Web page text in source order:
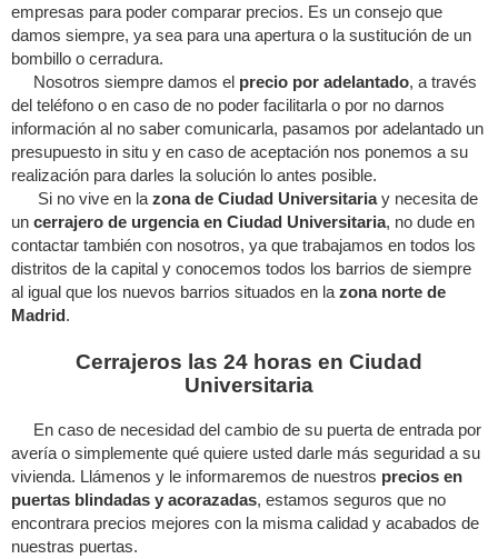
empresas para poder comparar precios. Es un consejo que
damos siempre, ya sea para una apertura o la sustitución de un
bombillo o cerradura.
Nosotros siempre damos el precio por adelantado, a través
del teléfono o en caso de no poder facilitarla o por no darnos
información al no saber comunicarla, pasamos por adelantado un
presupuesto in situ y en caso de aceptación nos ponemos a su
realización para darles la solución lo antes posible.
Si no vive en la zona de Ciudad Universitariay necesita de
un cerrajero de urgencia en Ciudad Universitaria, no dude en
contactar también con nosotros, ya que trabajamos en todos los
distritos de la capital y conocemos todos los barrios de siempre
al igual que los nuevos barrios situados en la zona norte de
Madrid .
Cerrajeros las 24 horas en Ciudad
Universitaria
En caso de necesidad del cambio de su puerta de entrada por
avería o simplemente qué quiere usted darle más seguridad a su
vivienda. Llámenos y le informaremos de nuestros precios en
puertas blindadas y acorazadas, estamos seguros que no
encontrara precios mejores con la misma calidad y acabados de
nuestras puertas.